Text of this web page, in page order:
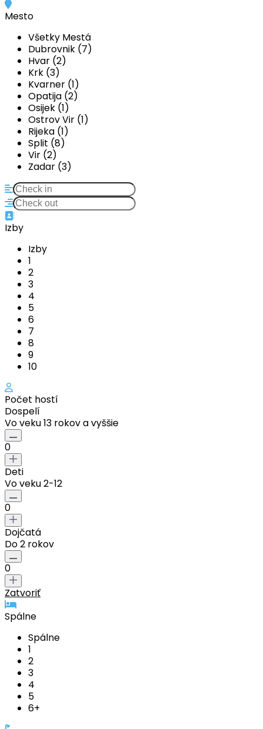
Mesto
Všetky Mestá
Dubrovnik (7)
Hvar (2)
Krk (3)
Kvarner (1)
Opatija (2)
Osijek (1)
Ostrov Vir (1)
Rijeka (1)
Split (8)
Vir (2)
Zadar (3)
Izby
Izby
1
2
3
4
5
6
7
8
9
10
Počet hostí
Dospelí
Vo veku 13 rokov a vyššie
0
Deti
Vo veku 2-12
0
Dojčatá
Do 2 rokov
0
Zatvoriť
Spálne
Spálne
1
2
3
4
5
6+